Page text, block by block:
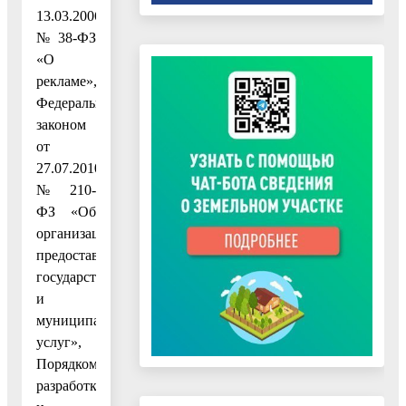
13.03.2006
№ 38-ФЗ
«О
рекламе»,
Федеральным
законом
от
27.07.2010
№ 210-
ФЗ «Об
организации
предоставления
государственных
и
муниципальных
услуг»,
Порядком
разработки